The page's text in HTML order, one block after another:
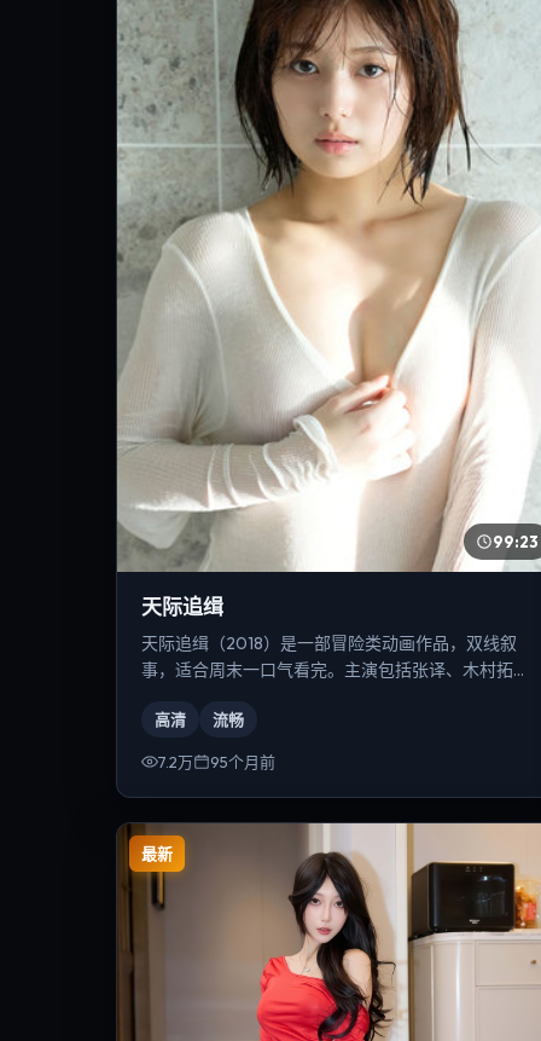
99:23
天际追缉
天际追缉（2018）是一部冒险类动画作品，双线叙
事，适合周末一口气看完。主演包括张译、木村拓
高清 流畅
7.2万 95个月前
最新